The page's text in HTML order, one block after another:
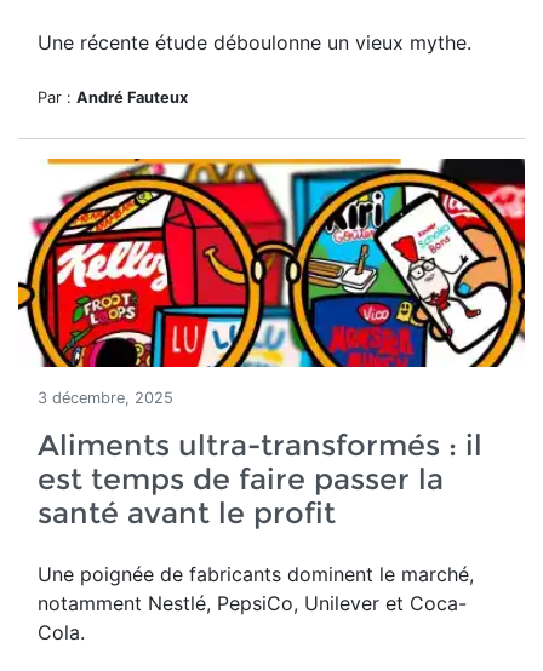
Une récente étude déboulonne un vieux mythe.
Par : André Fauteux
3 décembre, 2025
Aliments ultra-transformés : il
est temps de faire passer la
santé avant le profit
Une poignée de fabricants dominent le marché,
notamment Nestlé, PepsiCo, Unilever et Coca-
Cola.